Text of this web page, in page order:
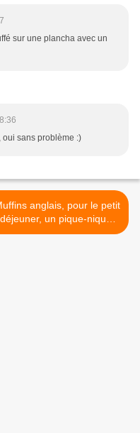
sur une plancha avec un
oui sans problème :)
anglais, pour le petit
déjeuner, un pique-nique,
un brunch ... >